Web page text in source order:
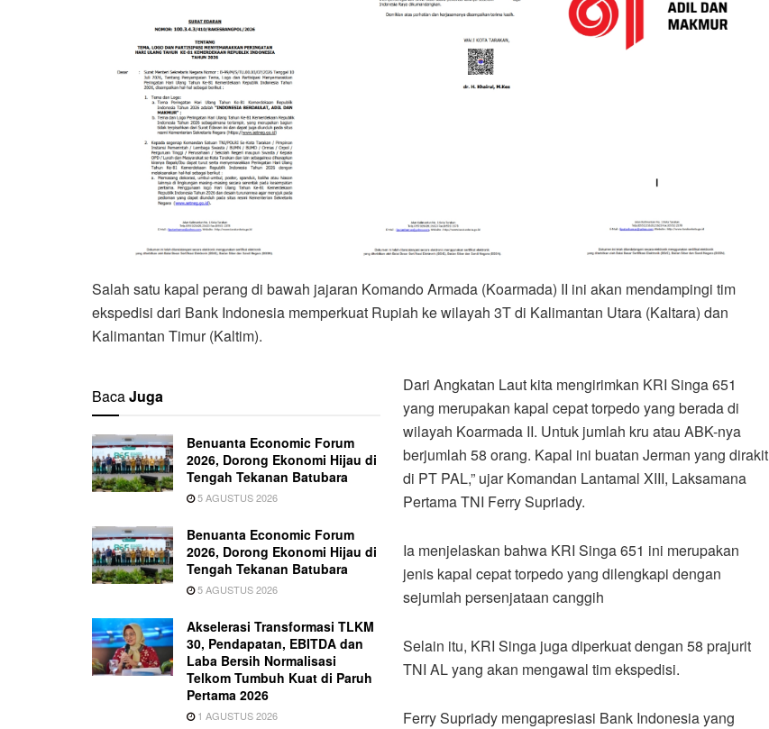
Salah satu kapal perang di bawah jajaran Komando Armada (Koarmada) II ini akan mendampingi tim
ekspedisi dari Bank Indonesia memperkuat Rupiah ke wilayah 3T di Kalimantan Utara (Kaltara) dan
Kalimantan Timur (Kaltim).
BacaJuga
Benuanta Economic Forum
2026, Dorong Ekonomi Hijau di
Tengah Tekanan Batubara
5 AGUSTUS 2026
Benuanta Economic Forum
2026, Dorong Ekonomi Hijau di
Tengah Tekanan Batubara
5 AGUSTUS 2026
Akselerasi Transformasi TLKM
30, Pendapatan, EBITDA dan
Laba Bersih Normalisasi
Telkom Tumbuh Kuat di Paruh
Pertama 2026
1 AGUSTUS 2026
Dari Angkatan Laut kita mengirimkan KRI Singa 651
yang merupakan kapal cepat torpedo yang berada di
wilayah Koarmada II. Untuk jumlah kru atau ABK-nya
berjumlah 58 orang. Kapal ini buatan Jerman yang dirakit
di PT PAL,” ujar Komandan Lantamal XIII, Laksamana
Pertama TNI Ferry Supriady.
Ia menjelaskan bahwa KRI Singa 651 ini merupakan
jenis kapal cepat torpedo yang dilengkapi dengan
sejumlah persenjataan canggih
Selain itu, KRI Singa juga diperkuat dengan 58 prajurit
TNI AL yang akan mengawal tim ekspedisi.
Ferry Supriady mengapresiasi Bank Indonesia yang